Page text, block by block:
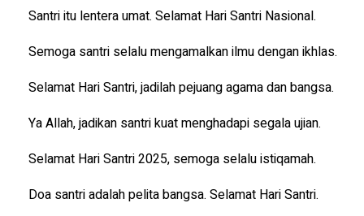
Santri itu lentera umat. Selamat Hari Santri Nasional.
Semoga santri selalu mengamalkan ilmu dengan ikhlas.
Selamat Hari Santri, jadilah pejuang agama dan bangsa.
Ya Allah, jadikan santri kuat menghadapi segala ujian.
Selamat Hari Santri 2025, semoga selalu istiqamah.
Doa santri adalah pelita bangsa. Selamat Hari Santri.